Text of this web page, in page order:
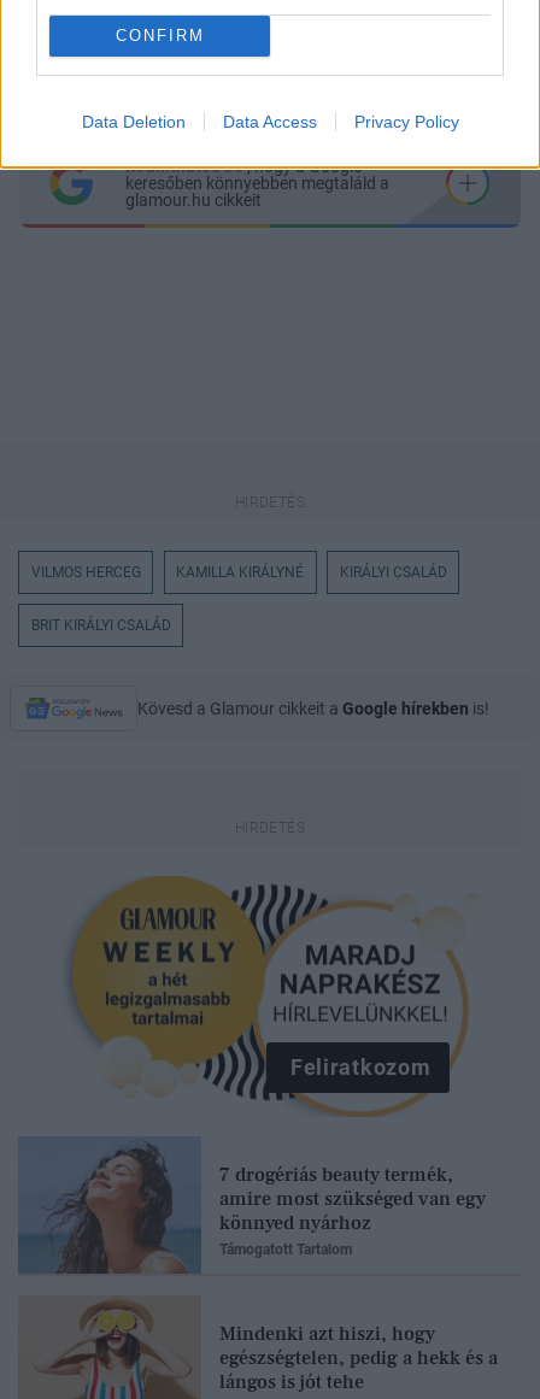
CONFIRM
Data Deletion Data Access Privacy Policy
Megosztás
Küldés
Itt állíthatod be, hogy a Google
keresőben könnyebben megtaláld a
glamour.hu cikkeit
VILMOS HERCEG KAMILLA KIRÁLYNÉ KIRÁLYI CSALÁD
BRIT KIRÁLYI CSALÁD
Kövesd a Glamour cikkeit a Google hírekben is!
Feliratkozom
7 drogériás beauty termék,
amire most szükséged van egy
könnyed nyárhoz
Támogatott Tartalom
Mindenki azt hiszi, hogy
egészségtelen, pedig a hekk és a
lángos is jót tehe